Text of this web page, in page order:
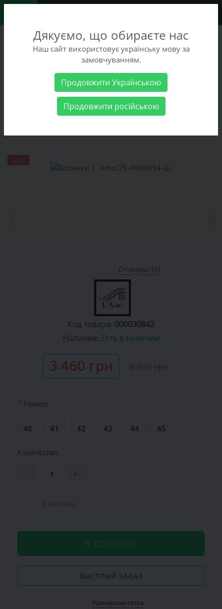
+38 (068) 486-90-09
+38 (093) 486-90-09
Мужские товары Мужская обувь
Ботинки L`Amo 25-
-20%
Отзывы: (0)
Код товара: 000030842
Наличие: Есть в наличии
3 460 грн
* Размер
40 41 42 43 44 45
Количество:
- +
В КОРЗИНУ
БЫСТРЫЙ ЗАКАЗ
Размерная сетка
Дякуємо, що обираєте нас
Наш сайт використовує українську мову за
замовчуванням.
Продовжити Українською
Продовжити російською